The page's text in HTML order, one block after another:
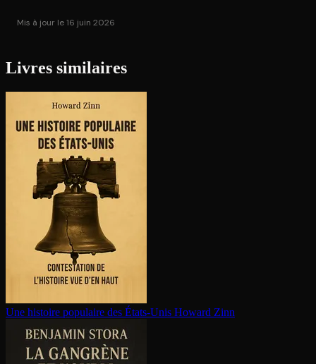
Mis à jour le 16 juin 2026
Livres similaires
Une histoire populaire des États-Unis Howard Zinn